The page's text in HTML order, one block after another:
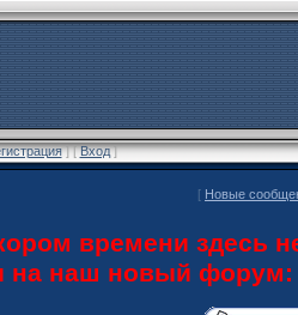
] [Вход]
[ Новые
времени здесь
на наш новый форум: